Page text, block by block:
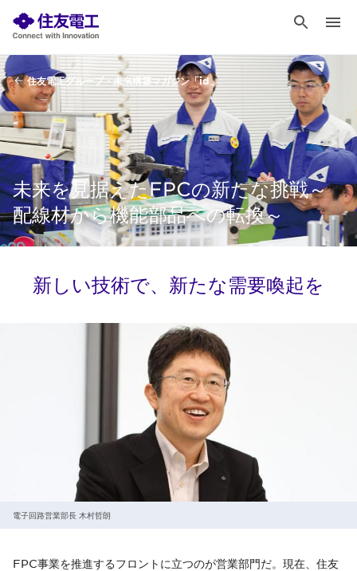
住友電工グループ・未来構築マガジン「id」
未来を見据えたFPCの新たな挑戦～
配線材から機能部品への転換～
新しい技術で、新たな需要喚起を
電子回路営業部長 木村哲朗
FPC事業を推進するフロントに立つのが営業部門だ。現在、住友